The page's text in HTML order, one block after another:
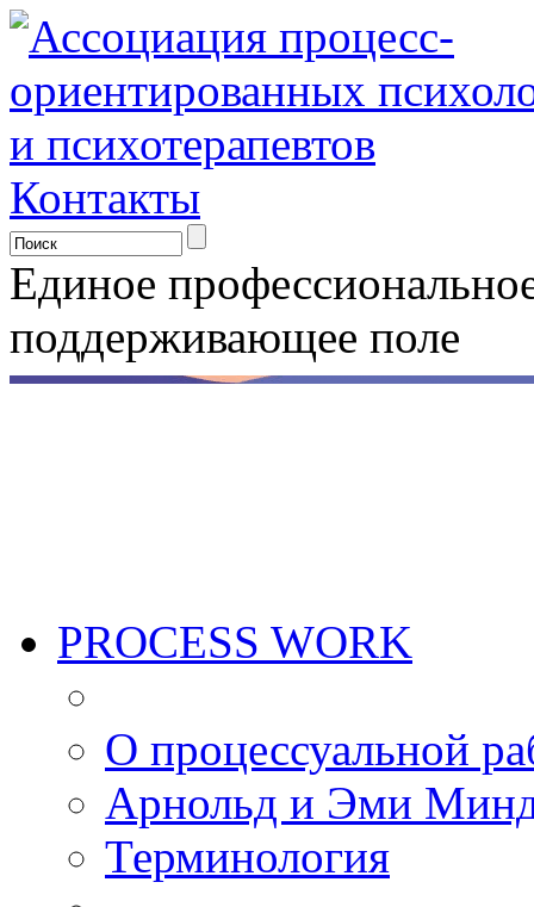
Контакты
Единое
поддерживающее поле
PROCESS WORK
О процессуальной
Арнольд и Эми
Терминология